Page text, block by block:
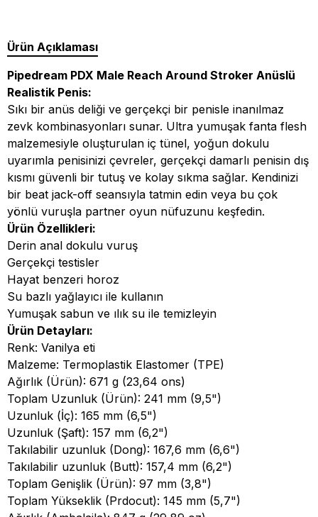
Ürün Açıklaması
Pipedream PDX Male Reach Around Stroker Anüslü
Realistik Penis:
Sıkı bir anüs deliği ve gerçekçi bir penisle inanılmaz
zevk kombinasyonları sunar. Ultra yumuşak fanta flesh
malzemesiyle oluşturulan iç tünel, yoğun dokulu
uyarımla penisinizi çevreler, gerçekçi damarlı penisin dış
kısmı güvenli bir tutuş ve kolay sıkma sağlar. Kendinizi
bir beat jack-off seansıyla tatmin edin veya bu çok
yönlü vuruşla partner oyun nüfuzunu keşfedin.
Ürün Özellikleri:
Derin anal dokulu vuruş
Gerçekçi testisler
Hayat benzeri horoz
Su bazlı yağlayıcı ile kullanın
Yumuşak sabun ve ılık su ile temizleyin
Ürün Detayları:
Renk: Vanilya eti
Malzeme: Termoplastik Elastomer (TPE)
Ağırlık (Ürün): 671 g (23,64 ons)
Toplam Uzunluk (Ürün): 241 mm (9,5")
Uzunluk (İç): 165 mm (6,5")
Uzunluk (Şaft): 157 mm (6,2")
Takılabilir uzunluk (Dong): 167,6 mm (6,6")
Takılabilir uzunluk (Butt): 157,4 mm (6,2")
Toplam Genişlik (Ürün): 97 mm (3,8")
Toplam Yükseklik (Prdocut): 145 mm (5,7")